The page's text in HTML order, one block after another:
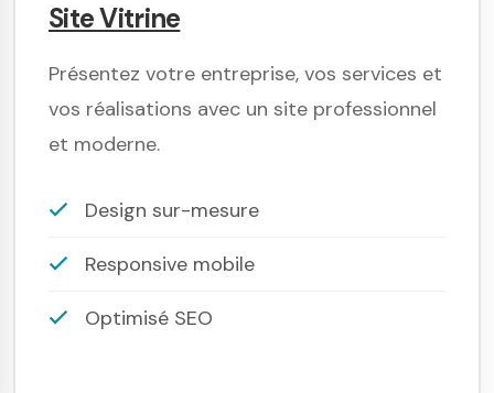
Site Vitrine
Présentez votre entreprise, vos services et
vos réalisations avec un site professionnel
et moderne.
Design sur-mesure
Responsive mobile
Optimisé SEO